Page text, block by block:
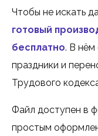
Чтобы не искать
готовый
бесплатно. В нём
праздники и
Трудового
Файл доступен в
простым